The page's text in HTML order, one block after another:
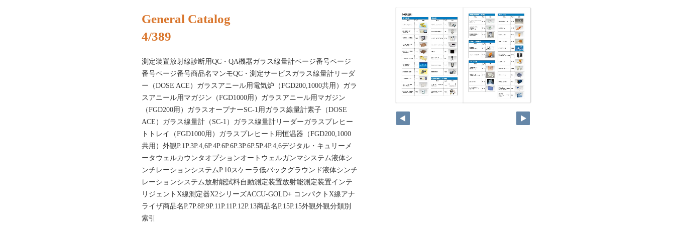
General Catalog
4/389
測定装置放射線診断用QC・QA機器ガラス線量計ページ番号ページ
番号ページ番号商品名マンモQC・測定サービスガラス線量計リーダ
ー（DOSE ACE）ガラスアニール用電気炉（FGD200,1000共用）ガラ
スアニール用マガジン（FGD1000用）ガラスアニール用マガジン
（FGD200用）ガラスオープナーSC-1用ガラス線量計素子（DOSE
ACE）ガラス線量計（SC-1）ガラス線量計リーダーガラスプレヒー
トトレイ（FGD1000用）ガラスプレヒート用恒温器（FGD200,1000
共用）外観P.1P.3P.4,6P.4P.6P.6P.3P.6P.5P.4P.4,6デジタル・キュリーメ
ータウェルカウンタオプションオートウェルガンマシステム液体シ
ンチレーションシステムP.10スケーラ低バックグラウンド液体シンチ
レーションシステム放射能試料自動測定装置放射能測定装置インテ
リジェントX線測定器X2シリーズACCU-GOLD+ コンパクトX線アナ
ライザ商品名P.7P.8P.9P.11P.11P.12P.13商品名P.15P.15外観外観分類別
索引